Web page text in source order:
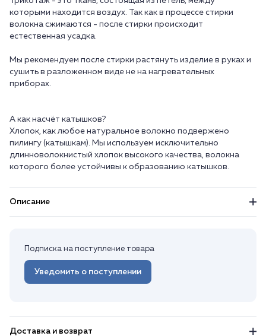
которыми находится воздух. Так как в процессе стирки
волокна сжимаются - после стирки происходит
естественная усадка.
Мы рекомендуем после стирки растянуть изделие в руках и
сушить в разложенном виде не на нагревательных
приборах.
А как насчёт катышков?
Хлопок, как любое натуральное волокно подвержено
пилингу (катышкам). Мы используем исключительно
длинноволокнистый хлопок высокого качества, волокна
Описание
Подписка на поступление товара
Уведомить о поступлении
Доставка и возврат